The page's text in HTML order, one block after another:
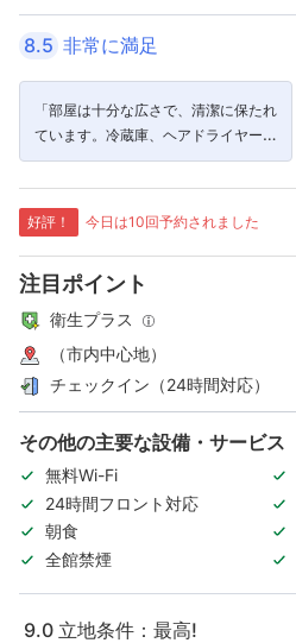
8.5 非常に満足
「部屋は十分な広さで、清潔に保たれ
ています。冷蔵庫、ヘアドライヤーも
あります。」
好評！ 今日は10回予約されました
注目ポイント
衛生プラス
（市内中心地）
チェックイン（24時間対応）
その他の主要な設備・サービス
無料Wi-Fi
24時間フロント対応
朝食
全館禁煙
9.0 立地条件：最高!